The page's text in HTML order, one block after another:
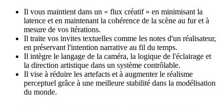
Il vous maintient dans un « flux créatif » en minimisant la
latence et en maintenant la cohérence de la scène au fur et à
mesure de vos itérations.
Il traite vos invites textuelles comme les notes d'un réalisateur,
en préservant l'intention narrative au fil du temps.
Il intègre le langage de la caméra, la logique de l'éclairage et
la direction artistique dans un système contrôlable.
Il vise à réduire les artefacts et à augmenter le réalisme
perceptuel grâce à une meilleure stabilité dans la modélisation
du monde.